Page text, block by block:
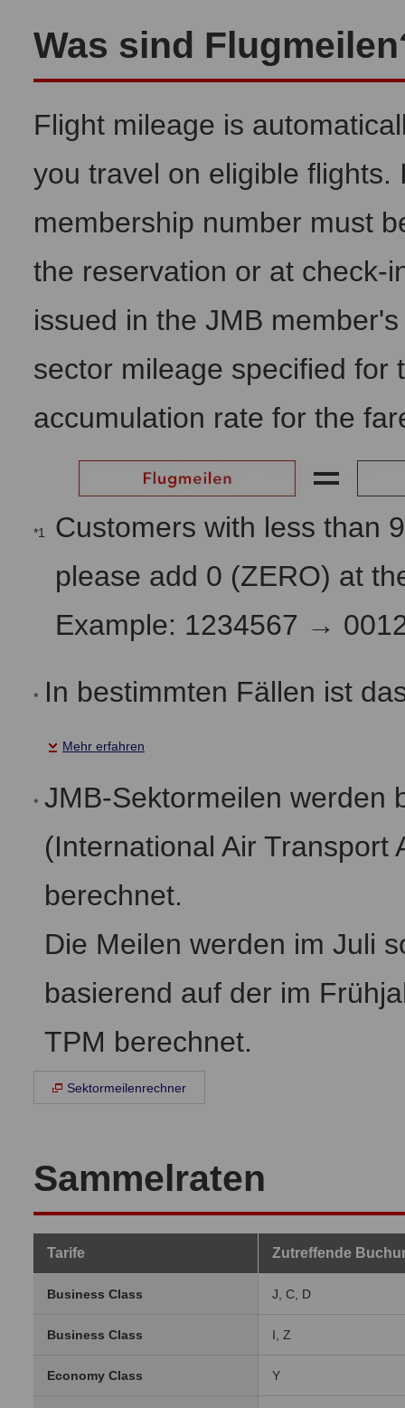
Was sind
Flight mileage is
you travel on eligible
membership number must
the reservation or at check-
issued in the JMB
sector mileage specified for
accumulation rate for the
*1
Customers with less than
please add 0 (ZERO) at
Example: 1234567 →
* In bestimmten Fällen ist
Mehr erfahren
* JMB-Sektormeilen werden
(International Air Transport
berechnet.
Die Meilen werden im Juli
basierend auf der im
TPM berechnet.
Sektormeilenrechner
Sammelraten
Tarife Zutreffende
Business Class J, C, D
Business Class I, Z
Economy Class Y